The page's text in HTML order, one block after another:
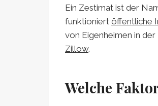
Ein Zestimat ist der
funktioniert öffentliche
von Eigenheimen in
Zillow.
Welche